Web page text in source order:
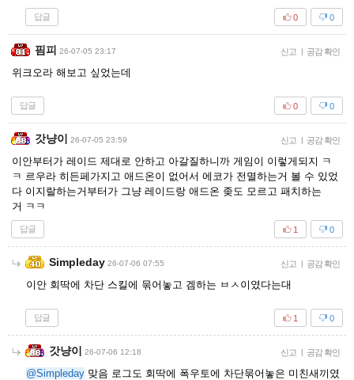
답글 0
0
핌피 26-07-05 23:17 신고 | 공감 확인
위크오라 해보고 싶었는데
답글 0
0
갓냥이 26-07-05 23:59 신고 | 공감 확인
이안부터가 레이드 제대로 안하고 아갈질하니까 게임이 이렇게되지 ㅋ
ㅋ 르우라 히든페가지고 애드온이 없어서 에코가 전멸하는거 볼 수 있었
다 이지랄하는거부터가 그냥 레이드랑 애드온 좆도 모르고 패치하는
거 ㅋㅋ
답글 0
1
Simpleday 26-07-06 07:55 신고 | 공감 확인
이안 회딱에 차단 스킬에 묶어놓고 겜하는 ㅂㅅ이였다는대
답글 0
1
갓냥이 26-07-06 12:18 신고 | 공감 확인
@Simpleday 맞음 로그도 회딱에 폭우토에 차단묶어놓은 미친새끼였